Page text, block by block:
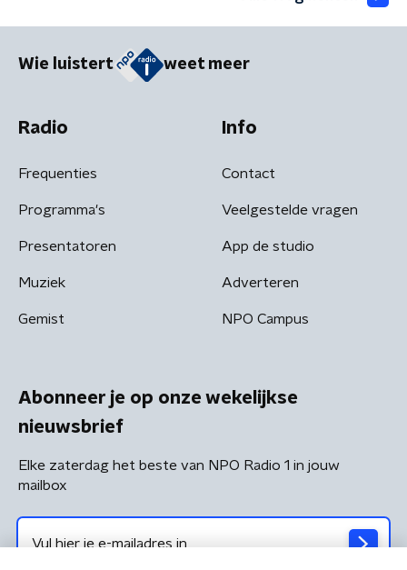
Wie luistert weet meer
Radio
Frequenties
Programma's
Presentatoren
Muziek
Gemist
Info
Contact
Veelgestelde vragen
App de studio
Adverteren
NPO Campus
Abonneer je op onze wekelijkse
nieuwsbrief
Elke zaterdag het beste van NPO Radio 1 in jouw
mailbox